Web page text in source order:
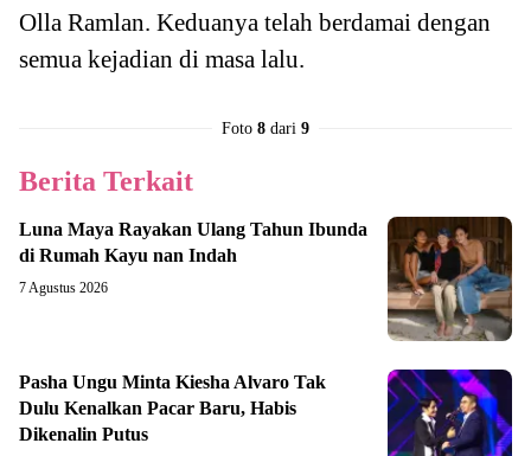
Olla Ramlan. Keduanya telah berdamai dengan
semua kejadian di masa lalu.
Foto 8 dari 9
Berita Terkait
Luna Maya Rayakan Ulang Tahun Ibunda
di Rumah Kayu nan Indah
7 Agustus 2026
Pasha Ungu Minta Kiesha Alvaro Tak
Dulu Kenalkan Pacar Baru, Habis
Dikenalin Putus